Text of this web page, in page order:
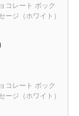
コレート ボック
ージ（ホワイト）
コレート ボック
ージ（ホワイト）